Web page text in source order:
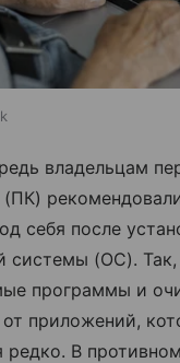
владельцам
себя после
системы (ОС).
программы и
от приложений,
редко. В